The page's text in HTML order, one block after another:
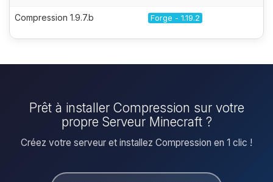
Compression 1.9.7.b Forge - 1.19.2
Prêt à installer Compression sur votre
propre Serveur Minecraft ?
Créez votre serveur et installez Compression en 1 clic !